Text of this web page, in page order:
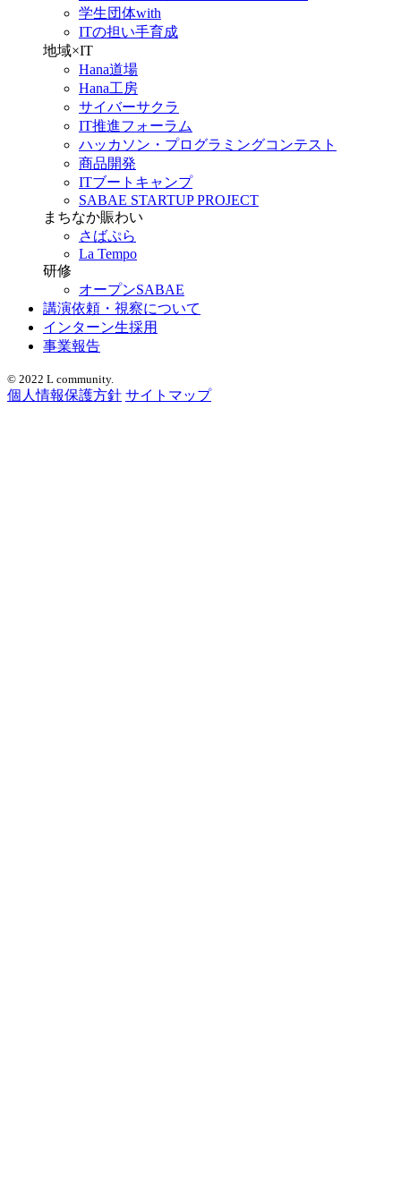
学生団体with
ITの担い手育成
地域×IT
Hana道場
Hana工房
サイバーサクラ
IT推進フォーラム
ハッカソン・プログラミングコンテスト
商品開発
ITブートキャンプ
SABAE STARTUP PROJECT
まちなか賑わい
さばぷら
La Tempo
研修
オープンSABAE
講演依頼・視察について
インターン生採用
事業報告
© 2022 L community.
個人情報保護方針 サイトマップ